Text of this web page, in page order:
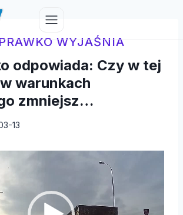
WYJAŚNIA
odpowiada: Czy w tej
warunkach
zmniejsz…
13